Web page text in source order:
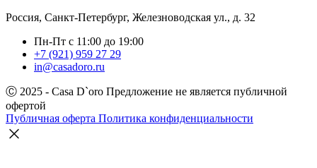
Россия, Санкт-Петербург, Железноводская ул., д. 32
Пн-Пт с 11:00 до 19:00
+7 (921) 959 27 29
in@casadoro.ru
Ⓒ 2025 - Casa D`oro Предложение не является публичной
офертой
Публичная оферта Политика конфиденциальности